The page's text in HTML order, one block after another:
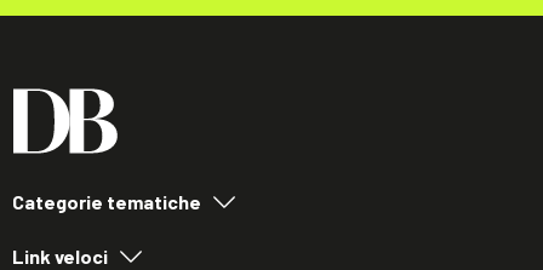
Categorie tematiche
Link veloci